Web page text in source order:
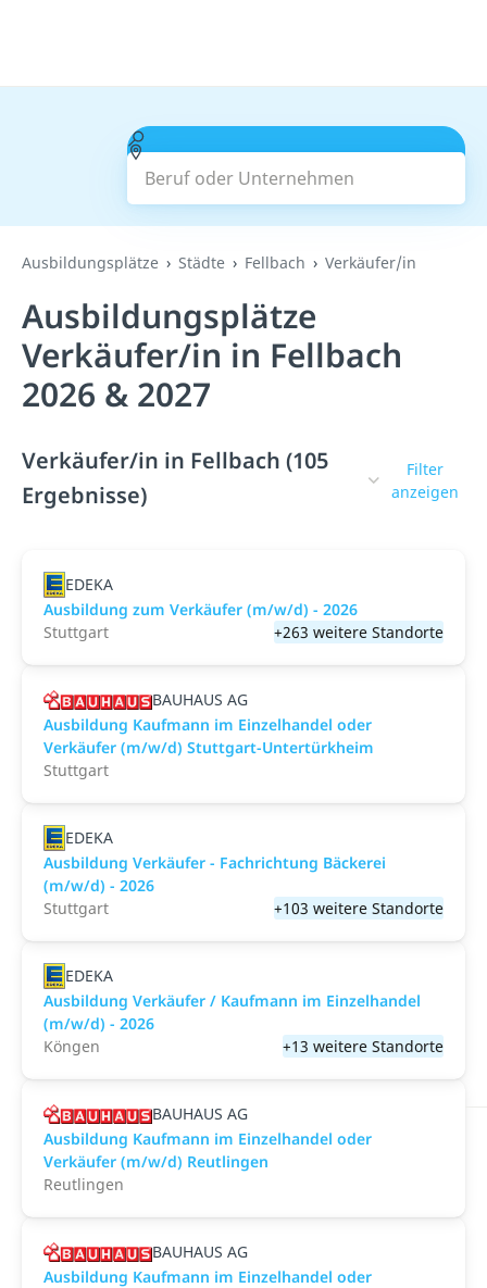
Beruf oder Unternehmen
Suchen
Ausbildungsplätze Städte Fellbach Verkäufer/in
Ausbildungsplätze
Verkäufer/in in Fellbach
2026 & 2027
Verkäufer/in in Fellbach (105
Ergebnisse)
Filter
anzeigen
EDEKA
Ausbildung zum Verkäufer (m/w/d) - 2026
Stuttgart
+263 weitere Standorte
BAUHAUS AG
Ausbildung Kaufmann im Einzelhandel oder
Verkäufer (m/w/d) Stuttgart-Untertürkheim
Stuttgart
EDEKA
Ausbildung Verkäufer - Fachrichtung Bäckerei
(m/w/d) - 2026
Stuttgart
+103 weitere Standorte
EDEKA
Ausbildung Verkäufer / Kaufmann im Einzelhandel
(m/w/d) - 2026
Köngen
+13 weitere Standorte
BAUHAUS AG
Ausbildung Kaufmann im Einzelhandel oder
Verkäufer (m/w/d) Reutlingen
Reutlingen
BAUHAUS AG
Ausbildung Kaufmann im Einzelhandel oder